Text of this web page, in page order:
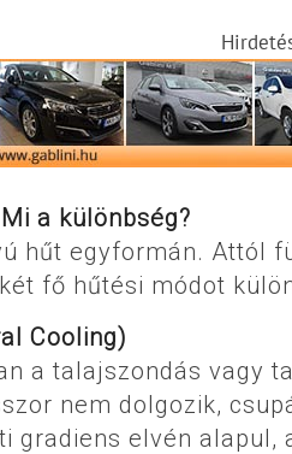
a különbség?
hűt egyformán. Attól
fő hűtési módot
Cooling)
a talajszondás vagy
nem dolgozik,
gradiens elvén alapul,